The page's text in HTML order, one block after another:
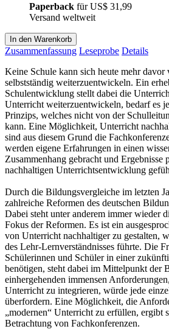
Paperback fürUS$ 31,99
Versand weltweit
In den Warenkorb
Zusammenfassung Leseprobe Details
Keine Schule kann sich heute mehr davor
selbstständig weiterzuentwickeln. Ein
Schulentwicklung stellt dabei die
Unterricht weiterzuentwickeln, bedarf es
Prinzips, welches nicht von der
kann. Eine Möglichkeit, Unterricht
sind aus diesem Grund die
werden eigene Erfahrungen in einen
Zusammenhang gebracht und Ergebnisse
nachhaltigen Unterrichtsentwicklung
Durch die Bildungsvergleiche im letzten
zahlreiche Reformen des deutschen
Dabei steht unter anderem immer wieder
Fokus der Reformen. Es ist ein
von Unterricht nachhaltiger zu gestalten,
des Lehr-Lernverständnisses führte. Die
Schülerinnen und Schüler in einer
benötigen, steht dabei im Mittelpunkt der
einhergehenden immensen
Unterricht zu integrieren, würde jede
überfordern. Eine Möglichkeit, die
„modernen“ Unterricht zu erfüllen, ergibt
Betrachtung von Fachkonferenzen.